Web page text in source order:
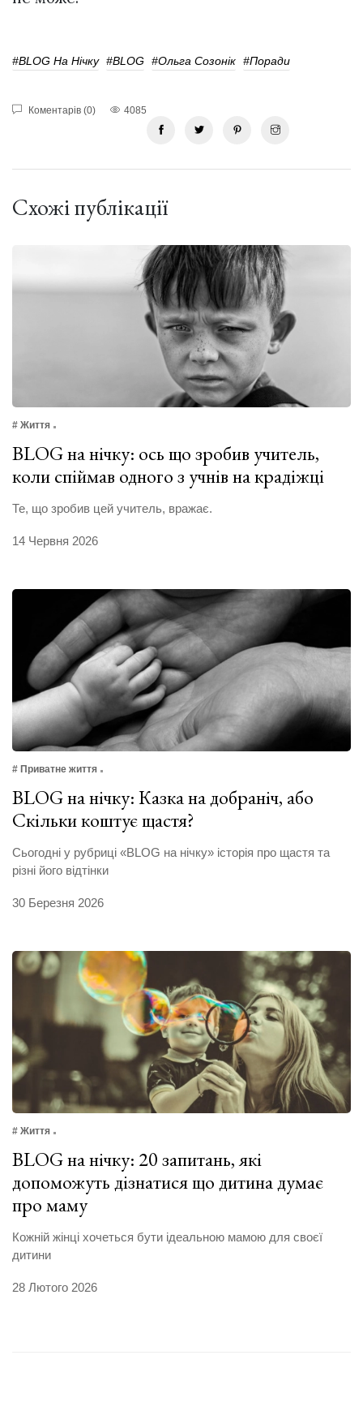
#BLOG На Нічку #BLOG #Ольга Созонік #поради
Коментарів (0) 4085
Схожі публікації
# Життя
BLOG на нічку: ось що зробив учитель,
коли спіймав одного з учнів на крадіжці
Те, що зробив цей учитель, вражає.
14 Червня 2026
# Приватне життя
BLOG на нічку: Казка на добраніч, або
Скільки коштує щастя?
Сьогодні у рубриці «BLOG на нічку» історія про щастя та
різні його відтінки
30 Березня 2026
# Життя
BLOG на нічку: 20 запитань, які
допоможуть дізнатися що дитина думає
про маму
Кожній жінці хочеться бути ідеальною мамою для своєї
дитини
28 Лютого 2026